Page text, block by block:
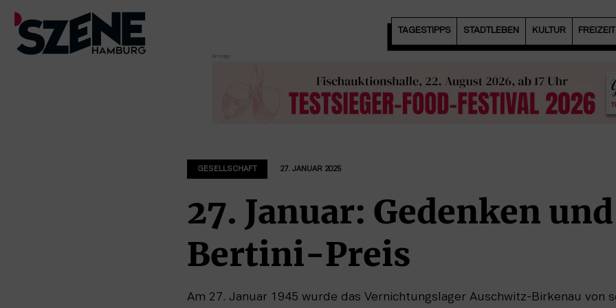
Zum
TAGESTIPPS STADTLEBEN KULTUR
GESELLSCHAFT 27. JANUAR 2025
27. Januar: Gedenken
Bertini-Preis
Am 27. Januar 1945 wurde das Vernichtungslager Auschwitz-Birkenau von